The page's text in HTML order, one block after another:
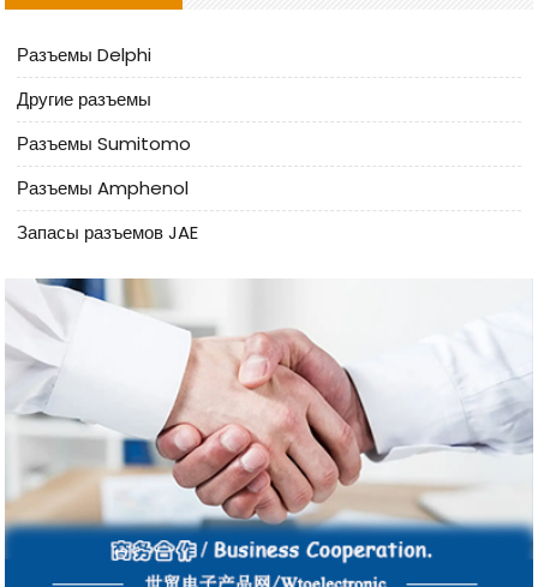
Разъемы Delphi
Другие разъемы
Разъемы Sumitomo
Разъемы Amphenol
Запасы разъемов JAE